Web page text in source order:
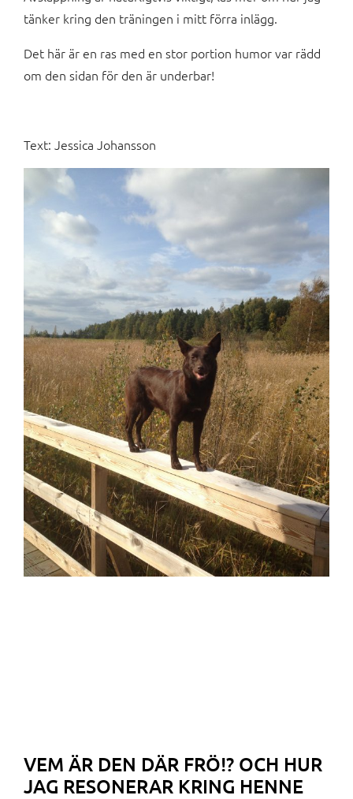
tänker kring den träningen i mitt förra inlägg.
Det här är en ras med en stor portion humor var rädd
om den sidan för den är underbar!
Text: Jessica Johansson
VEM ÄR DEN DÄR FRÖ!? OCH HUR
JAG RESONERAR KRING HENNE